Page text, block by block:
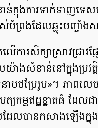
ន់ក្នុងការទាក់ទាញទេស
បំព្រងដែលឆ្លុះបញ្ចាំង
លើការសិក្សាស្រាវជ្រា
ាងសំខាន់នៅក្នុងប្រវត្
ាបថប្រែរូប»។ ភាពលេ
បត្យកម្មឥដ្ឋខ្នាតធំ ដែ
ែលបានកសាងឡើងក្នុ